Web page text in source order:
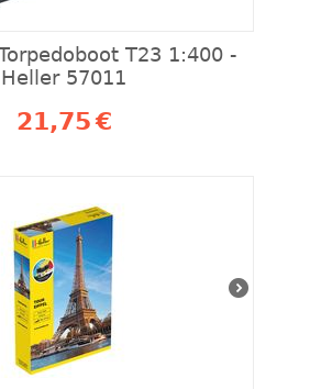
T23 1:400 -
Heller 57011
21,75€